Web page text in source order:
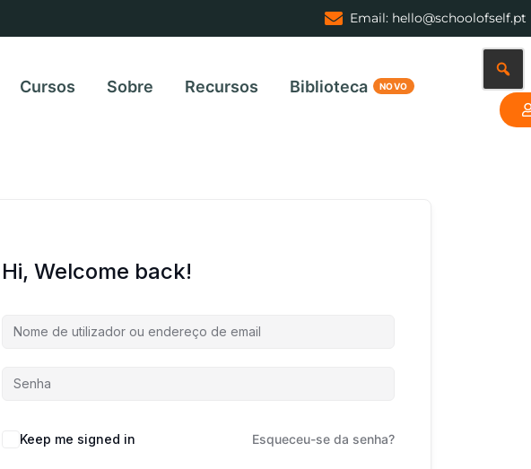
Email: hello@schoolofself.pt
Cursos Sobre Recursos Biblioteca
Hi, Welcome back!
Keep me signed in Esqueceu-se da senha?